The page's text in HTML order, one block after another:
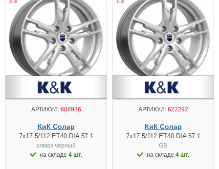
АРТИКУЛ:608936
КиК Солар
7x17 5/112 ET40 DIA 57.1
алмаз чeрный
на складе 4 шт.
АРТИКУЛ:622292
КиК Солар
7x17 5/112 ET40 DIA 57.1
GB
на складе 4 шт.